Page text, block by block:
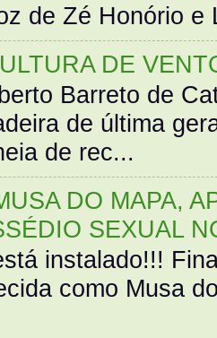
de Zé Honório
DE
Barreto de
de última
de rec...
DO MAPA,
SEXUAL
instalado!!!
como Musa